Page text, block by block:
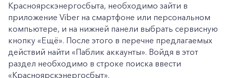
Красноярскэнергосбыта, необходимо зайти в
приложение Viber на смартфоне или персональном
компьютере, и на нижней панели выбрать сервисную
кнопку «Ещё». После этого в перечне предлагаемых
действий найти «Паблик аккаунты». Войдя в этот
раздел необходимо в строке поиска ввести
«Красноярскэнергосбыт».